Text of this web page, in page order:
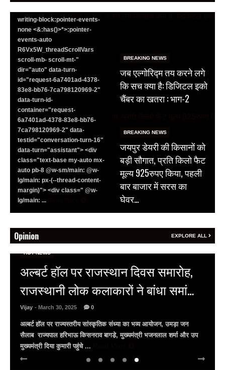
writing-block:pointer-events-
none <&:has()>*>:pointer-
events-auto
R6Vx5W_threadScrollVars
scroll-mb- scroll-mt-"
dir="auto" data-turn-
id="request-6a7401ad-4378-
83e8-bb76-7ca798120969-2"
data-turn-id-
container="request-
6a7401ad-4378-83e8-bb76-
7ca798120969-2" data-
testid="conversation-turn-16"
data-turn="assistant"> <div
class="text-base my-auto mx-
auto pb-8 @w-sm/main: @w-
lg/main: px-(--thread-content-
margin)"> <div class=" @w-
lg/main: ...
BREAKING NEWS
जब एल्गोरिद्म तय करने लगे
कि सच क्या है: डिजिटल इको
चैंबर का खतरा : भाग-2
BREAKING NEWS
जयपुर डेयरी की किसानों को
बड़ी सौगात, प्रति किलो फैट
मूल्य 925रुपए किया, पहली
बार बाजार में सरस का
घेवर…
Opinion EXPLORE ALL
HOT NEWS
अल्बर्ट हॉल पर राजस्थान दिवस समारोह,
राजस्थानी लोक कलाकारों ने बांधा समां…
Vijay - March 30, 2025 0
अल्बर्ट हॉल पर राज्यस्तरीय सांस्कृतिक संध्या का भव्य आयोजन, उमड़ा जन
सैलाब राज्यपाल हरिभाऊ किसनराव बागडे़, मुख्यमंत्री भजनलाल शर्मा और उप
मुख्यमंत्री दिया कुमारी पहुंचे ...